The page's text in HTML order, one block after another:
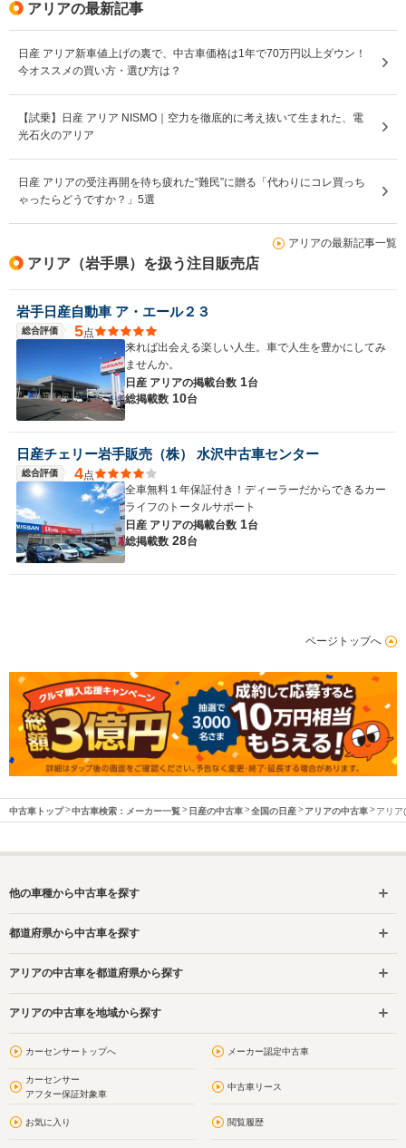
アリアの最新記事
日産 アリア新車値上げの裏で、中古車価格は1年で70万円以上ダウン！
今オススメの買い方・選び方は？
【試乗】日産 アリア NISMO｜空力を徹底的に考え抜いて生まれた、電
光石火のアリア
日産 アリアの受注再開を待ち疲れた“難民”に贈る「代わりにコレ買っち
ゃったらどうですか？」5選
アリアの最新記事一覧
アリア（岩手県）を扱う注目販売店
岩手日産自動車 ア・エール２３
総合評価 5点
来れば出会える楽しい人生。車で人生を豊かにしてみ
ませんか。
日産 アリアの掲載台数 1台
総掲載数 10台
日産チェリー岩手販売（株） 水沢中古車センター
総合評価 4点
全車無料１年保証付き！ディーラーだからできるカー
ライフのトータルサポート
日産 アリアの掲載台数 1台
総掲載数 28台
ページトップへ
中古車トップ 中古車検索：メーカー一覧 日産の中古車 全国の日産 アリアの中古車 アリア
他の車種から中古車を探す
都道府県から中古車を探す
アリアの中古車を都道府県から探す
アリアの中古車を地域から探す
カーセンサートップへ メーカー認定中古車
カーセンサー
アフター保証対象車
中古車リース
お気に入り 閲覧履歴